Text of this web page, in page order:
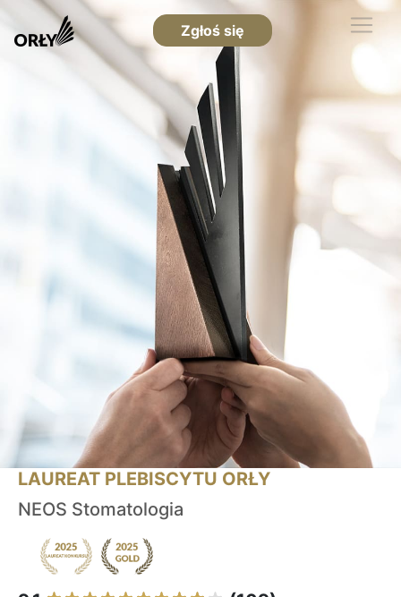
Zgłoś się
LAUREAT PLEBISCYTU ORŁY
NEOS Stomatologia